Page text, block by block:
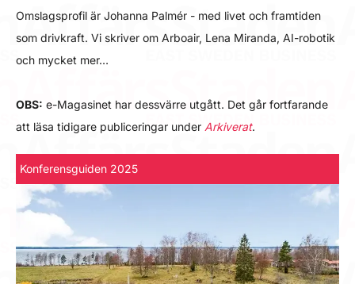
Omslagsprofil är Johanna Palmér - med livet och framtiden
som drivkraft. Vi skriver om Arboair, Lena Miranda, AI-robotik
och mycket mer…
OBS: e-Magasinet har dessvärre utgått. Det går fortfarande
att läsa tidigare publiceringar under Arkiverat.
Konferensguiden 2025